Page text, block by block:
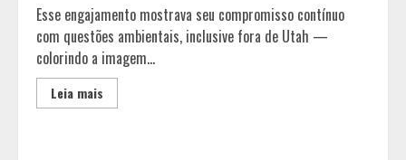
Esse engajamento mostrava seu compromisso contínuo
com questões ambientais, inclusive fora de Utah —
colorindo a imagem...
Leia mais